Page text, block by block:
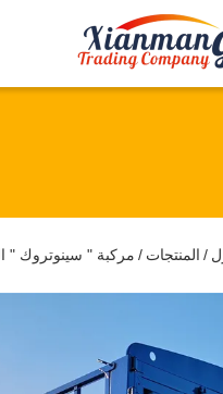
/ المنتجات / مركبة " سينوتروك "